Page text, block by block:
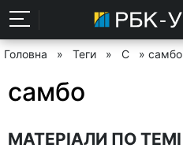
Головна » Теги » С » самбо
самбо
МАТЕРІАЛИ ПО ТЕМІ